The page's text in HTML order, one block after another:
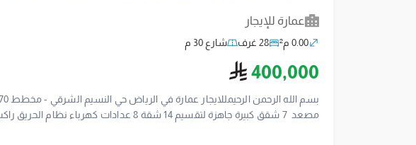
عمارة للإيجار
0.00 م² 28 غرف شارع 30 م
400,000